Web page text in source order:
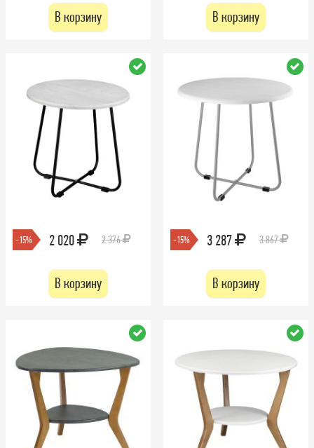
В корзину В корзину
-15% 2 020 2 376
В корзину
-15% 3 287 3 867
В корзину